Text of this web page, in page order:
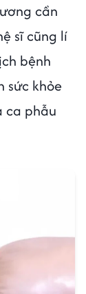
cần
sĩ cũng lí
bệnh
sức khỏe
ca phẫu